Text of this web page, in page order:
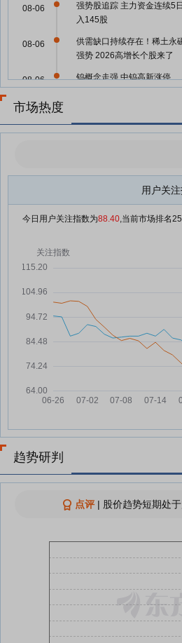
强势股追踪 主力资金连续5
入145股
08-06
供需缺口持续存在！稀土永
强势 2026高增长个股来了
08-06
钨概念走强 中钨高新涨停
08-06
08-06
厦门钨业8月6日盘中涨幅达
厦门钨业：融资净买入1.66
MLCC概念上涨7.01%，8
08-05
08-05
巨头先后涨价！MLCC“年复合
80%高速扩容”(附股)
08-05
腾远钴业董事长罗洁一行到
08-05
厦门钨业：融资净买入
市场热度
用户关
今日用户关注指数为88.40,当前市场排名
趋势研判
点评| 股价趋势短期处